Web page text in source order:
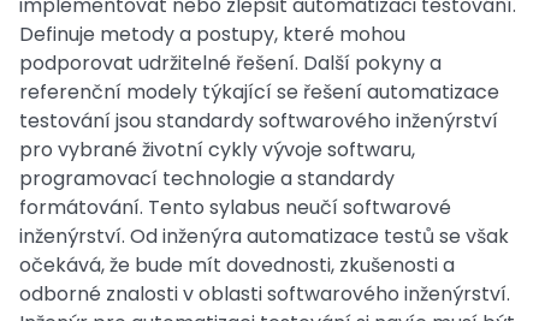
Definuje metody a postupy, které mohou
podporovat udržitelné řešení. Další pokyny a
referenční modely týkající se řešení automatizace
testování jsou standardy softwarového inženýrství
pro vybrané životní cykly vývoje softwaru,
programovací technologie a standardy
formátování. Tento sylabus neučí softwarové
inženýrství. Od inženýra automatizace testů se však
očekává, že bude mít dovednosti, zkušenosti a
odborné znalosti v oblasti softwarového inženýrství.